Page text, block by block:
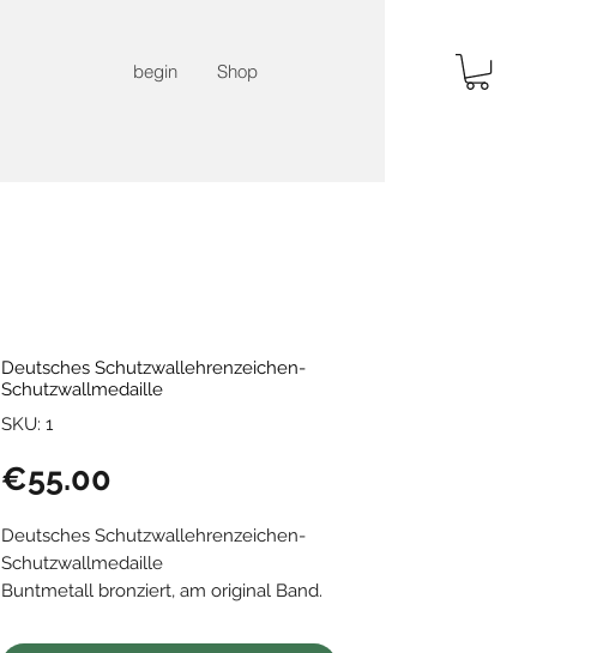
begin Shop
Deutsches Schutzwallehrenzeichen-
Schutzwallmedaille
SKU: 1
€55.00
Deutsches Schutzwallehrenzeichen-
Schutzwallmedaille
Buntmetall bronziert, am original Band.